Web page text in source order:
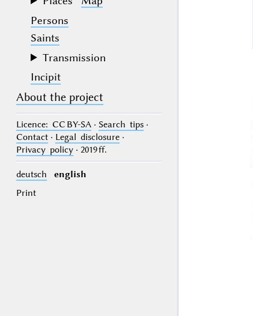
Persons
Saints
Transmission
Incipit
About the project
Licence: CC BY-SA· Search tips·
Contact· Legal disclosure·
Privacy policy· 2019 ff.
deutsch
english
Print